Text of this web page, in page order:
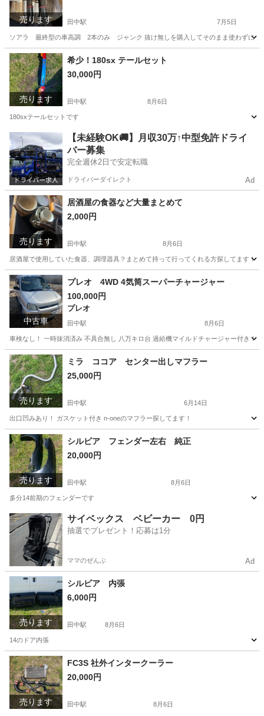
売ります 田中駅 7月5日
ソアラ 最終型の車高調 2本のみ ジャンク 抜け無しを購入してそのまま使わずに出
長野 上田市 田中駅 ソアラ
売ります
希少！180sx テールセット
30,000円
田中駅 8月6日
180sxテールセットです
東御市 田中駅 パーツ テール
【未経験OK🚚】月収30万↑中型免許ドライ
バー募集
完全週休2日で安定転職
ドライバーダイレクト Ad
売ります
居酒屋の食器など大量まとめて
2,000円
田中駅 8月6日
居酒屋で使用していた食器、調理器具？まとめて持って行ってくれる方探してます！
長野 東御市 田中駅 調理器具
中古車
プレオ 4WD 4気筒スーパーチャージャー
100,000円
プレオ
田中駅 8月6日
車検なし！ 一時抹消済み 不具合無し 八万キロ台 過給機マイルドチャージャー付き！
長野 東御市 田中駅 プレオ 4WD
売ります
ミラ ココア センター出しマフラー
25,000円
田中駅 6月14日
出口凹みあり！ ガスケット付き n-oneのマフラー探してます！
長野 東御市 田中駅
売ります
シルビア フェンダー左右 純正
20,000円
田中駅 8月6日
多分14前期のフェンダーです
長野 東御市 田中駅 パーツ フェンダー
サイベックス ベビーカー 0円
抽選でプレゼント！応募は1分
ママのぜんぶ Ad
売ります
シルビア 内張
6,000円
田中駅 8月6日
14のドア内張
長野 東御市 田中駅 内装、インテリア
売ります
FC3S 社外インタークーラー
20,000円
田中駅 8月6日